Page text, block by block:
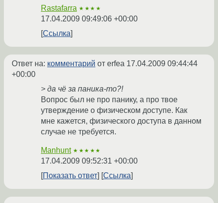
Rastafarra ★★★★
17.04.2009 09:49:06 +00:00
Ссылка
Ответ на: комментарий от erfea 17.04.2009 09:44:44
+00:00
> да чё за паника-то?!
Вопрос был не про панику, а про твое
утверждение о физическом доступе. Как
мне кажется, физического доступа в данном
случае не требуется.
Manhunt ★★★★★
17.04.2009 09:52:31 +00:00
Показать ответ
Ссылка